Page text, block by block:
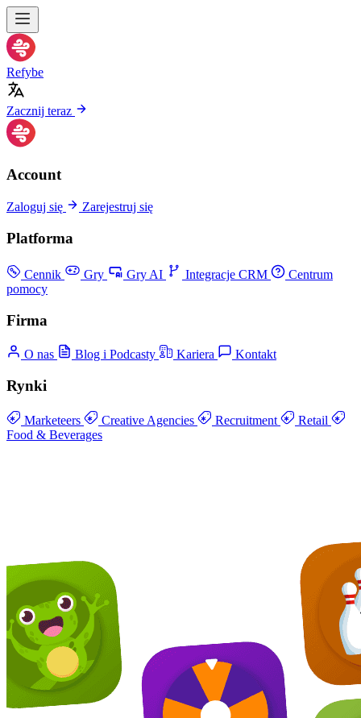
Refybe
Zacznij teraz
Account
Zaloguj się Zarejestruj się
Platforma
Cennik Gry Gry AI Integracje CRM
Centrum
pomocy
Firma
O nas Blog i Podcasty Kariera Kontakt
Rynki
Marketeers Creative Agencies Recruitment
Retail
Food & Beverages